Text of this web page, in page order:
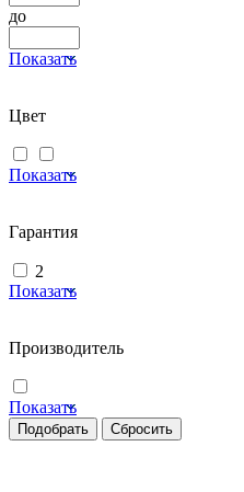
до
Показать
Цвет
Показать
Гарантия
2
Показать
Производитель
Показать